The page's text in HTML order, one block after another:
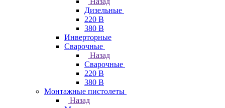
Дизельные
220 В
380 В
Инверторные
Сварочные
Назад
Сварочные
220 В
380 В
Монтажные пистолеты
Назад